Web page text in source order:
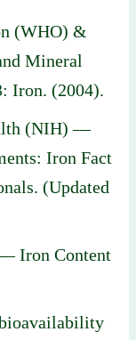
(WHO) &
Mineral
Iron. (2004).
(NIH) —
Iron Fact
(Updated
Iron Content